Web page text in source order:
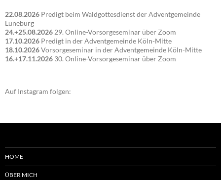
22.08.2026 Predigt beim Waldgottesdienst der Adventgemeinde
Lüneburg
24.+25.08.2026 29. Online-Vorsorgeseminar über Zoom
17.10.2026 Predigt in der Adventgemeinde Köln-Mitte
18.10.2026Vorsorgeseminar in der Adventgemeinde Köln-Mitte
16.+17.11.2026 30. Online-Vorsorgeseminar über Zoom
Auf Instagram folgen:
HOME
ÜBER MICH